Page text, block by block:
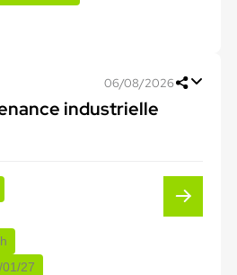
06/08/2026
industrielle
01/27